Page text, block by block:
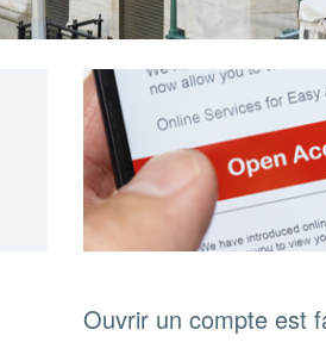
Ouvrir un compte est